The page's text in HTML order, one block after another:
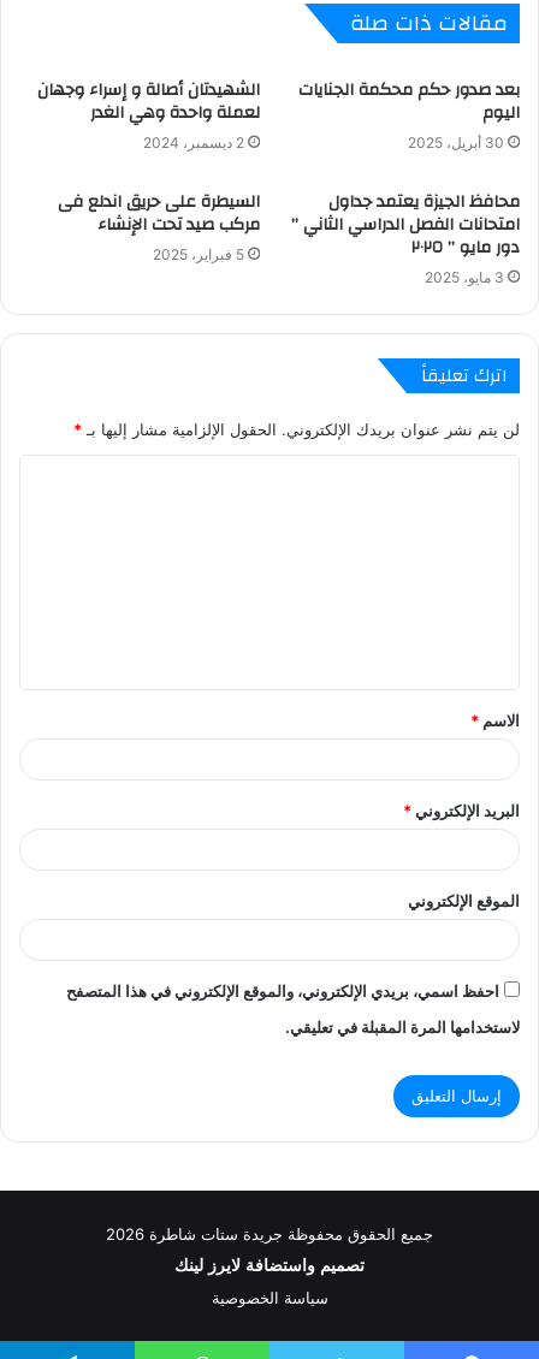
مقالات ذات صلة
بعد صدور حكم محكمة الجنايات
اليوم
30 أبريل، 2025
الشهيدتان أصالة و إسراء وجهان
لعملة واحدة وهي الغدر
2 ديسمبر، 2024
محافظ الجيزة يعتمد جداول
امتحانات الفصل الدراسي الثاني ”
دور مايو ” ٢٠٢٥
3 مايو، 2025
السيطرة على حريق اندلع فى
مركب صيد تحت الإنشاء
5 فبراير، 2025
اترك تعليقاً
لن يتم نشر عنوان بريدك الإلكتروني. الحقول الإلزامية مشار إليها بـ *
ق
*
الاسم *
البريد الإلكتروني*
الموقع الإلكتروني
احفظ اسمي، بريدي الإلكتروني، والموقع الإلكتروني في هذا المتصفح
لاستخدامها المرة المقبلة في تعليقي.
جميع الحقوق محفوظة جريدة ستات شاطرة 2026
تصميم واستضافة لايرز لينك
سياسة الخصوصية